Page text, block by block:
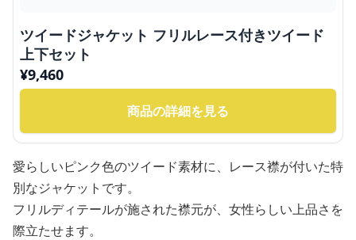
ツイードジャケット フリルレース付きツイード
上下セット
¥9,460
商品の詳細を見る
愛らしいピンク色のツイード素材に、レース襟が付いた特
別なジャケットです。
フリルディテールが施された襟元が、女性らしい上品さを
際立たせます。